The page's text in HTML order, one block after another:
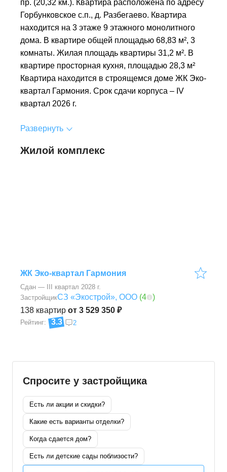
пр. (20,32 км.). Квартира расположена по адресу
Горбунковское с.п., д. Разбегаево. Квартира
находится на 3 этаже 9 этажного монолитного
дома. В квартире общей площадью 68,83 м², 3
комнаты. Жилая площадь квартиры 31,2 м². В
квартире просторная кухня, площадью 28,3 м²
Квартира находится в строящемся доме ЖК Эко-
квартал Гармония. Срок сдачи корпуса – IV
квартал 2026 г.
Развернуть
Жилой комплекс
ЖК Эко-квартал Гармония
Сдан — III квартал 2028 г.
138 квартир от 3 529 350 ₽
ЗастройщикСЗ «Экострой», ООО (4 )
Рейтинг: 3.3 2
Спросите у застройщика
Есть ли акции и скидки?
Какие есть варианты отделки?
Когда сдается дом?
Есть ли детские сады поблизости?